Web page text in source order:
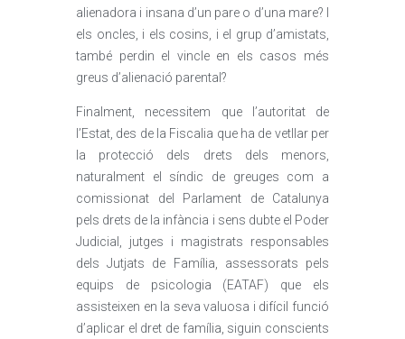
alienadora i insana d’un pare o d’una mare? I
els oncles, i els cosins, i el grup d’amistats,
també perdin el vincle en els casos més
greus d’alienació parental?
Finalment, necessitem que l’autoritat de
l’Estat, des de la Fiscalia que ha de vetllar per
la protecció dels drets dels menors,
naturalment el síndic de greuges com a
comissionat del Parlament de Catalunya
pels drets de la infància i sens dubte el Poder
Judicial, jutges i magistrats responsables
dels Jutjats de Família, assessorats pels
equips de psicologia (EATAF) que els
assisteixen en la seva valuosa i difícil funció
d’aplicar el dret de família, siguin conscients